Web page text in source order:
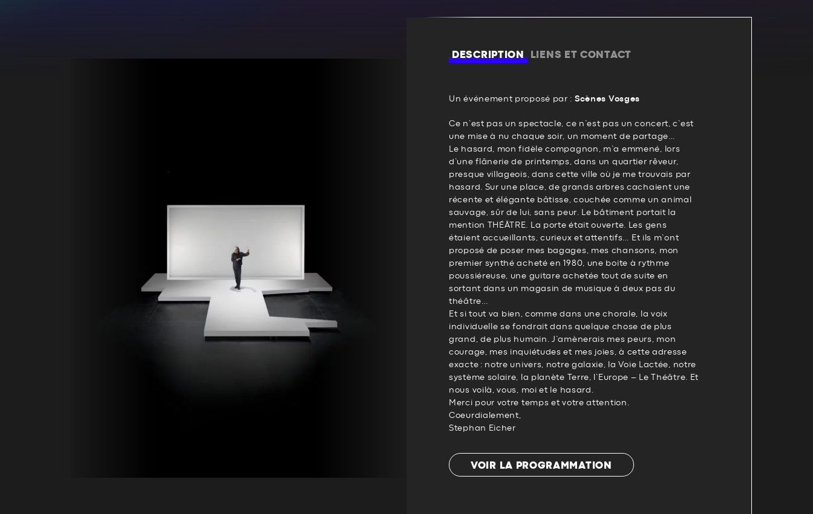
DESCRIPTION LIENS ET CONTACT
Un événement proposé par : Scènes Vosges
Ce n’est pas un spectacle, ce n’est pas un concert, c’est
une mise à nu chaque soir, un moment de partage…
Le hasard, mon fidèle compagnon, m’a emmené, lors
d’une flânerie de printemps, dans un quartier rêveur,
presque villageois, dans cette ville où je me trouvais par
hasard. Sur une place, de grands arbres cachaient une
récente et élégante bâtisse, couchée comme un animal
sauvage, sûr de lui, sans peur. Le bâtiment portait la
mention THÉÂTRE. La porte était ouverte. Les gens
étaient accueillants, curieux et attentifs… Et ils m’ont
proposé de poser mes bagages, mes chansons, mon
premier synthé acheté en 1980, une boite à rythme
poussiéreuse, une guitare achetée tout de suite en
sortant dans un magasin de musique à deux pas du
théâtre…
Et si tout va bien, comme dans une chorale, la voix
individuelle se fondrait dans quelque chose de plus
grand, de plus humain. J’amènerais mes peurs, mon
courage, mes inquiétudes et mes joies, à cette adresse
exacte : notre univers, notre galaxie, la Voie Lactée, notre
système solaire, la planète Terre, l’Europe – Le Théâtre. Et
nous voilà, vous, moi et le hasard.
Merci pour votre temps et votre attention.
Coeurdialement,
Stephan Eicher
VOIR LA PROGRAMMATION